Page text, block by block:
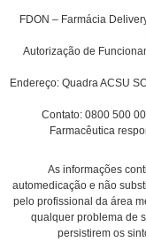
FDON – Farmácia
Autorização de
Endereço:Quadra ACSU
Contato: 0800 500
Farmacêutica
As informações
automedicação e não
pelo profissional da área
qualquer problema de
persistirem os